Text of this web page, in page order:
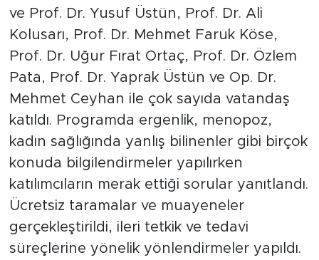
ve Prof. Dr. Yusuf Üstün, Prof. Dr. Ali
Kolusarı, Prof. Dr. Mehmet Faruk Köse,
Prof. Dr. Uğur Fırat Ortaç, Prof. Dr. Özlem
Pata, Prof. Dr. Yaprak Üstün ve Op. Dr.
Mehmet Ceyhan ile çok sayıda vatandaş
katıldı. Programda ergenlik, menopoz,
kadın sağlığında yanlış bilinenler gibi birçok
konuda bilgilendirmeler yapılırken
katılımcıların merak ettiği sorular yanıtlandı.
Ücretsiz taramalar ve muayeneler
gerçekleştirildi, ileri tetkik ve tedavi
süreçlerine yönelik yönlendirmeler yapıldı.